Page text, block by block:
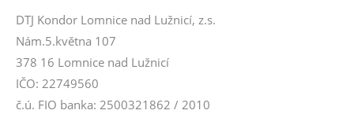
DTJ Kondor Lomnice nad Lužnicí, z.s.
Nám.5.května 107
378 16 Lomnice nad Lužnicí
IČO: 22749560
č.ú. FIO banka: 2500321862 / 2010